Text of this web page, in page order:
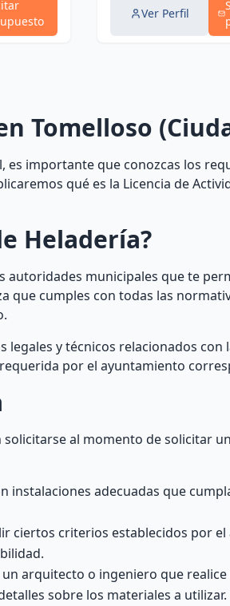
Ver Perfil
Tomelloso
es importante que conozcas los
qué es la Licencia de
Heladería?
autoridades municipales que te
que cumples con todas las
y técnicos relacionados con
por el ayuntamiento
al momento de solicitar
adecuadas que
ciertos criterios establecidos por
arquitecto o ingeniero que
sobre los materiales a utilizar.